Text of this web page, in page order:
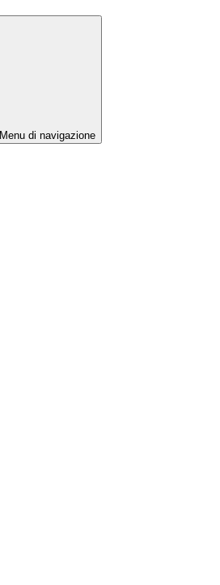
Menu di navigazione